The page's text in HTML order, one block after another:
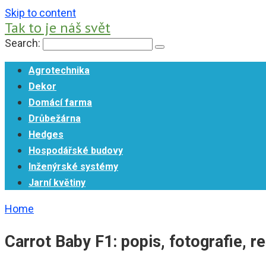
Skip to content
Tak to je náš svět
Search:
Agrotechnika
Dekor
Domácí farma
Drůbežárna
Hedges
Hospodářské budovy
Inženýrské systémy
Jarní květiny
Home
Carrot Baby F1: popis, fotografie,